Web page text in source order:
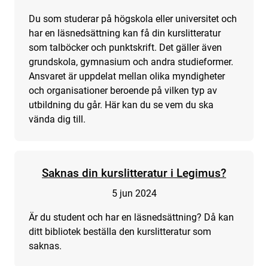
Du som studerar på högskola eller universitet och
har en läsnedsättning kan få din kurslitteratur
som talböcker och punktskrift. Det gäller även
grundskola, gymnasium och andra studieformer.
Ansvaret är uppdelat mellan olika myndigheter
och organisationer beroende på vilken typ av
utbildning du går. Här kan du se vem du ska
vända dig till.
Saknas din kurslitteratur i Legimus?
5 jun 2024
Är du student och har en läsnedsättning? Då kan
ditt bibliotek beställa den kurslitteratur som
saknas.